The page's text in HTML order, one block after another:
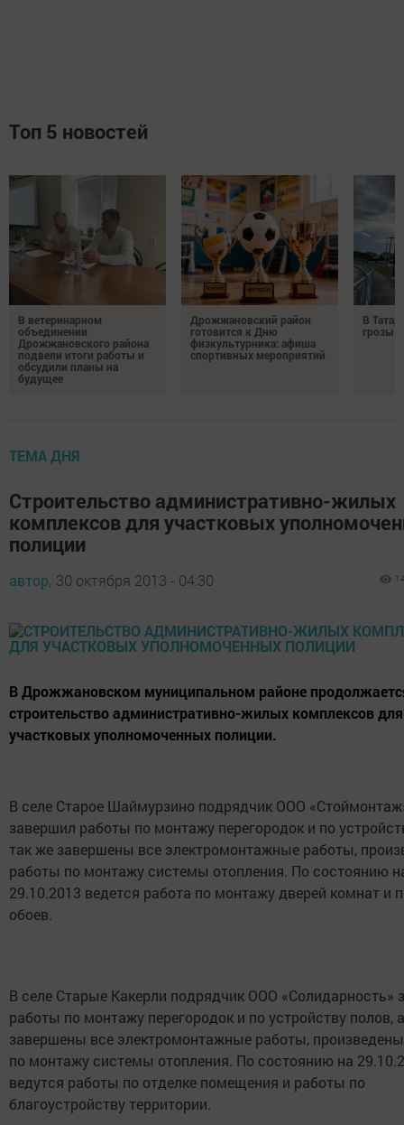
Топ 5 новостей
В ветеринарном
объединении
Дрожжановского района
подвели итоги работы и
обсудили планы на
будущее
Дрожжановский район
готовится к Дню
физкультурника: афиша
спортивных мероприятий
В
грозы
ТЕМА ДНЯ
Строительство административно-жилых
комплексов для участковых
полиции
автор, 30 октября 2013 - 04:30
В Дрожжановском муниципальном районе
строительство административно-жилых комплексов для
участковых уполномоченных полиции.
В селе Старое Шаймурзино подрядчик ООО
завершил работы по монтажу перегородок и по
так же завершены все электромонтажные работы,
работы по монтажу системы отопления. По состоянию
29.10.2013 ведется работа по монтажу дверей комнат и
обоев.
В селе Старые Какерли подрядчик ООО «Солидарность»
работы по монтажу перегородок и по устройству полов,
завершены все электромонтажные работы,
по монтажу системы отопления. По состоянию на
ведутся работы по отделке помещения и работы по
благоустройству территории.